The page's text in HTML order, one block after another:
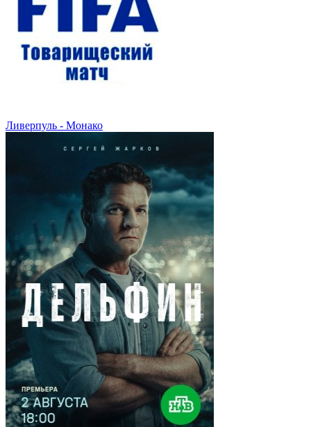
Ливерпуль - Монако